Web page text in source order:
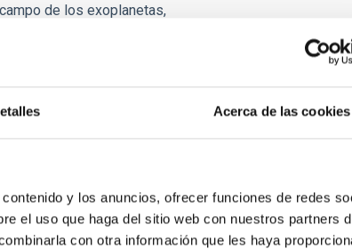
Acerca de las cookies
y los anuncios, ofrecer funciones de redes
el uso que haga del sitio web con nuestros partners
con otra información que les haya
de los exoplanetas,
en el
trayectoria combina
en la nueva